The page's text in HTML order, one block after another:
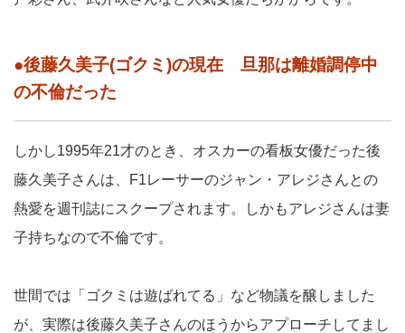
●後藤久美子(ゴクミ)の現在 旦那は離婚調停中
の不倫だった
しかし1995年21才のとき、オスカーの看板女優だった後
藤久美子さんは、F1レーサーのジャン・アレジさんとの
熱愛を週刊誌にスクープされます。しかもアレジさんは妻
子持ちなので不倫です。
世間では「ゴクミは遊ばれてる」など物議を醸しました
が、実際は後藤久美子さんのほうからアプローチしてまし